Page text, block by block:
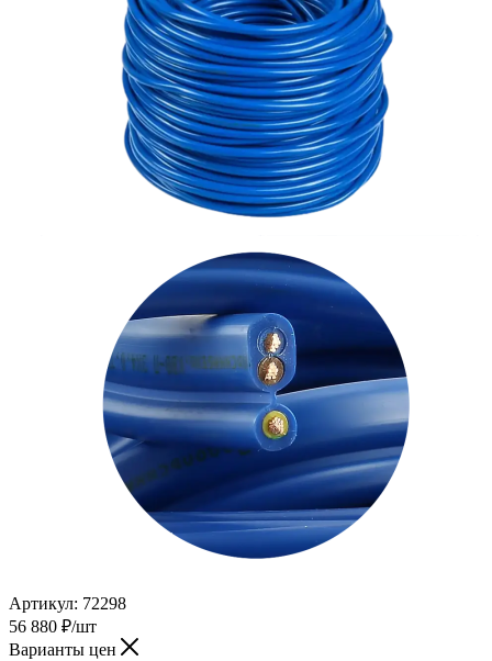
Артикул: 72298
56 880 ₽/шт
Варианты цен